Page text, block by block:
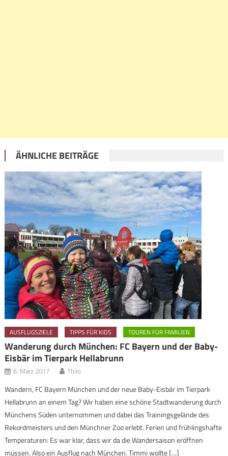
ÄHNLICHE BEITRÄGE
AUSFLUGSZIELE TIPPS FÜR KIDS TOUREN FÜR FAMILIEN
Wanderung durch München: FC Bayern und der Baby-
Eisbär im Tierpark Hellabrunn
6. März 2017 Thilo
Wandern, FC Bayern München und der neue Baby-Eisbär im Tierpark
Hellabrunn an einem Tag? Wir haben eine schöne Stadtwanderung durch
Münchens Süden unternommen und dabei das Trainingsgelände des
Rekordmeisters und den Münchner Zoo erlebt. Ferien und frühlingshafte
Temperaturen: Es war klar, dass wir da die Wandersaison eröffnen
müssen. Also ein Ausflug nach München. Timmi wollte […]